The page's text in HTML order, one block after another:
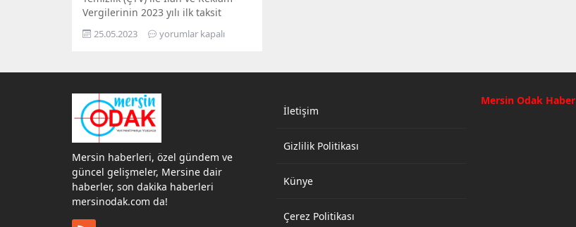
Vergilerinin 2023 yılı ilk taksit
ödemeleri; 31 Mayıs 2023
Çarşamba günü sona erecek.
veznelerini bu hafta sonu açık
tutacak. Toroslar Belediyesinin ana
hizmet binasındaki tahsilat veznesi;
vatandaşların vergi ödemelerini...
25.05.2023 yorumlar kapalı
Mersin haberleri, özel gündem ve
güncel gelişmeler, Mersine dair
haberler, son dakika haberleri
mersinodak.com da!
İletişim
Gizlilik Politikası
Künye
Çerez Politikası
Mersin Odak Haber